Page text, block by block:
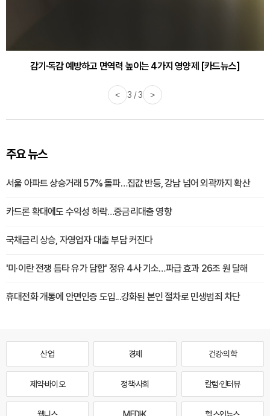
감기·독감 예방하고 면역력 높이는 4가지 영양제 [카드뉴스]
< 3 / 3 >
주요 뉴스
서울 아파트 상승거래 57% 돌파…집값 반등, 강남 넘어 외곽까지 확산
카드론 확대에도 수익성 하락…중금리대출 영향
국채금리 상승, 자영업자 대출 부담 커진다
'미·이란 전쟁 틈타 유가 담합' 정유 4사 기소…파급 효과 26조 원 달해
휴대전화 개통에 안면인증 도입...강화된 본인 절차로 민생범죄 차단
산업 경제 건강·의학
제약·바이오 정책·사회 칼럼·인터뷰